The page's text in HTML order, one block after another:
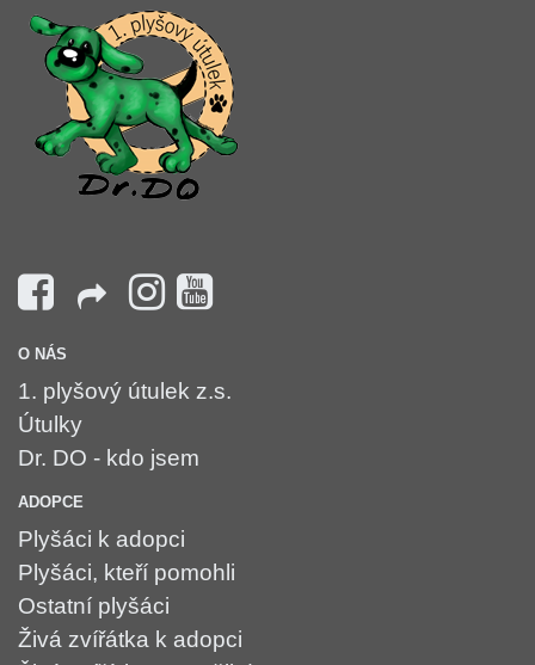
O NÁS
1. plyšový útulek z.s.
Útulky
Dr. DO - kdo jsem
ADOPCE
Plyšáci k adopci
Plyšáci, kteří pomohli
Ostatní plyšáci
Živá zvířátka k adopci